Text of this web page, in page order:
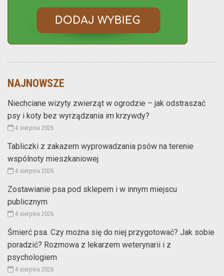
NAJNOWSZE
Niechciane wizyty zwierząt w ogrodzie – jak odstraszać
psy i koty bez wyrządzania im krzywdy?
4 sierpnia 2026
Tabliczki z zakazem wyprowadzania psów na terenie
wspólnoty mieszkaniowej
4 sierpnia 2026
Zostawianie psa pod sklepem i w innym miejscu
publicznym
4 sierpnia 2026
Śmierć psa. Czy można się do niej przygotować? Jak sobie
poradzić? Rozmowa z lekarzem weterynarii i z
psychologiem
4 sierpnia 2026